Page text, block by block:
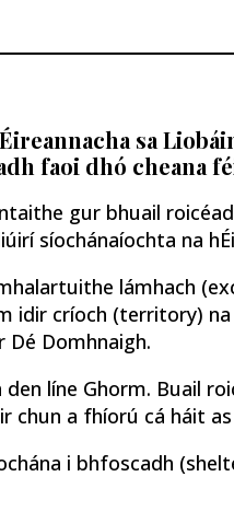
sa
faoi dhó cheana
gur bhuail
síochánaíochta na
lámhach
idir críoch (territory) na
Domhnaigh.
líne Ghorm. Buail
chun a fhíorú cá háit
i bhfoscadh